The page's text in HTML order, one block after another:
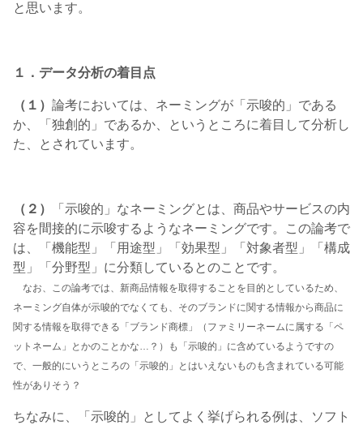
と思います。
１．データ分析の着目点
（１） 論考においては、ネーミングが「示唆的」である
か、「独創的」であるか、というところに着目して分析し
た、とされています。
（２）
「示唆的」なネーミングとは、商品やサービスの内
容を間接的に示唆するようなネーミングです。この論考で
は、「機能型」「用途型」「効果型」「対象者型」「構成
型」「分野型」に分類しているとのことです。
なお、この論考では、新商品情報を取得することを目的としているため、
ネーミング自体が示唆的でなくても、そのブランドに関する情報から商品に
関する情報を取得できる「ブランド商標」（ファミリーネームに属する「ペ
ットネーム」とかのことかな…？）も「示唆的」に含めているようですの
で、一般的にいうところの「示唆的」とはいえないものも含まれている可能
性がありそう？
ちなみに、「示唆的」としてよく挙げられる例は、ソフト